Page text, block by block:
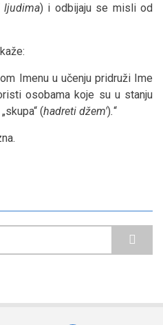
ljudima) i odbijaju se misli od
Imenu u učenju pridruži Ime
osobama koje su u stanju
(hadreti džem').“